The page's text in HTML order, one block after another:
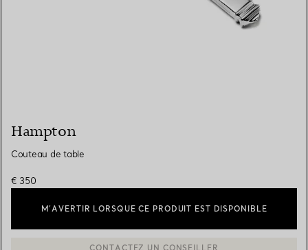
Hampton
Couteau de table
€ 350
M’AVERTIR LORSQUE CE PRODUIT EST DISPONIBLE